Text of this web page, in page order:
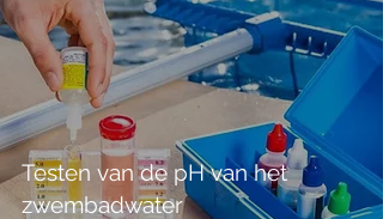
Testen van de pH van het
zwembadwater